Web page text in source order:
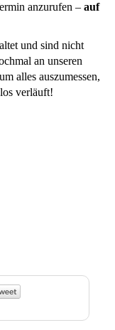
anzurufen – auf
und sind nicht
an unseren
alles auszumessen,
verläuft!